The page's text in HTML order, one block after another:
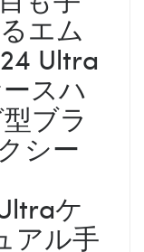
エム
Ultra
スハ
ブラ
シー
ケ
アル手